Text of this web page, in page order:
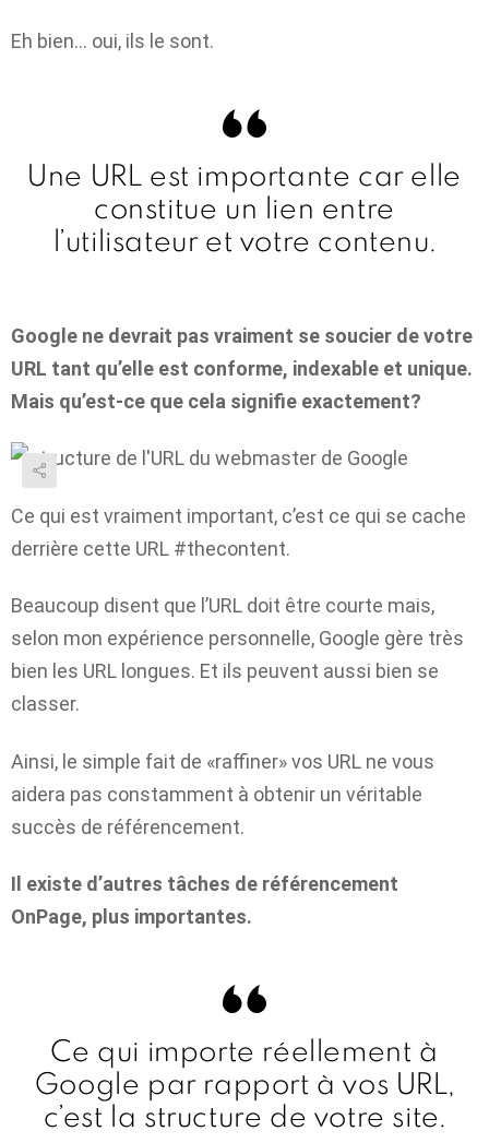
Eh bien… oui, ils le sont.
Une URL est importante car elle
constitue un lien entre
l’utilisateur et votre contenu.
Google ne devrait pas vraiment se soucier de votre
URL tant qu’elle est conforme, indexable et unique.
Mais qu’est-ce que cela signifie exactement?
Ce qui est vraiment important, c’est ce qui se cache
derrière cette URL #thecontent.
Beaucoup disent que l’URL doit être courte mais,
selon mon expérience personnelle, Google gère très
bien les URL longues. Et ils peuvent aussi bien se
classer.
Ainsi, le simple fait de «raffiner» vos URL ne vous
aidera pas constamment à obtenir un véritable
succès de référencement.
Il existe d’autres tâches de référencement
OnPage, plus importantes.
Ce qui importe réellement à
Google par rapport à vos URL,
c’est la structure de votre site.